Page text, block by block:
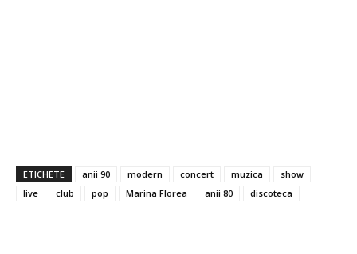
ETICHETE anii 90 modern concert muzica
show
live
club pop Marina Florea anii 80 discoteca